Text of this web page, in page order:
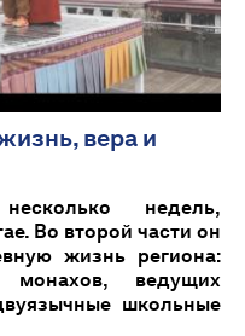
вера и
недель,
Во второй части он
жизнь региона:
ведущих
школьные